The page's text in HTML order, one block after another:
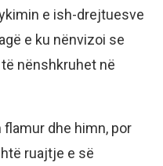
e ish-drejtuesve
e ku nënvizoi se
nënshkruhet në
dhe himn, por
ruajtje e së